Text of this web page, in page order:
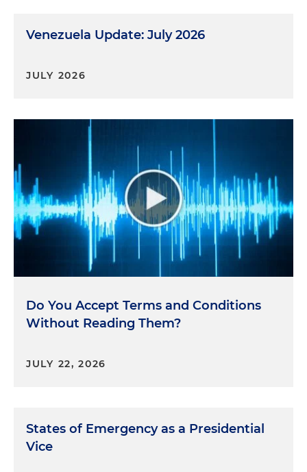
Venezuela Update: July 2026
JULY 2026
Do You Accept Terms and Conditions
Without Reading Them?
JULY 22, 2026
States of Emergency as a Presidential
Vice